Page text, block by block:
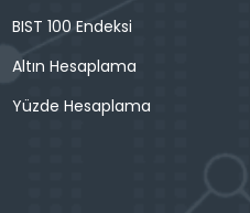
BIST 100 Endeksi
Altın Hesaplama
Yüzde Hesaplama